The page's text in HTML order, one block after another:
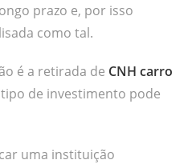
prazo e, por isso
como tal.
é a retirada de CNH carro
de investimento pode
uma instituição